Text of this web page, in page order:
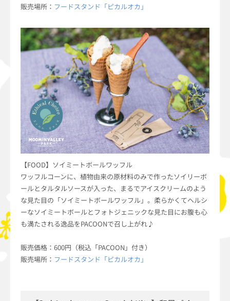
販売場所： フードスタンド「ピカルオカ」
【FOOD】ソイミートボールワッフル
ワッフルコーンに、植物由来の原材料のみで作ったソイリーボ
ールとタルタルソースが入った、まるでアイスクリームのよう
な見た目の「ソイミートボールワッフル」。柔らかくてヘルシ
ーなソイミートボールとフォトジェニックな見た目にお腹も心
も満たされる逸品をPACOONで召し上がれ♪
販売価格：600円（税込「PACOON」付き）
販売場所： フードスタンド「ピカルオカ」